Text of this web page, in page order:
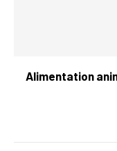
Alimentation